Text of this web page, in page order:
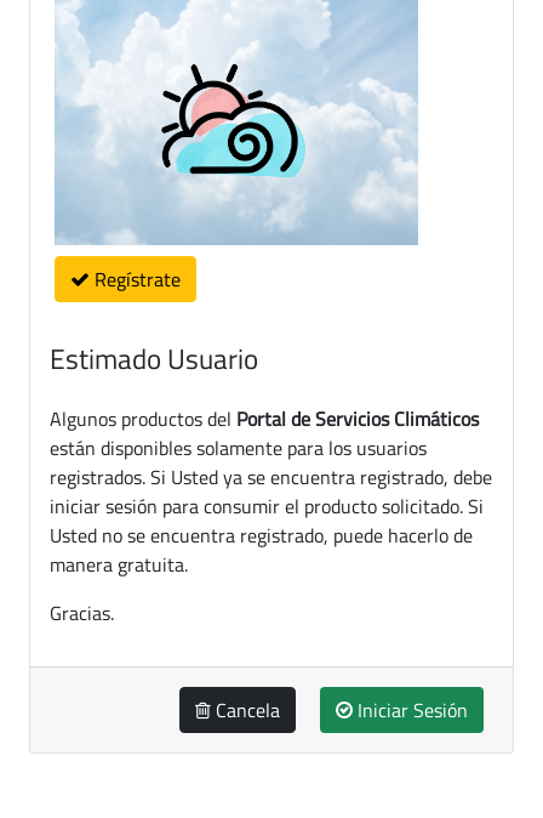
Regístrate
Estimado Usuario
Algunos productos del Portal de Servicios Climáticos
están disponibles solamente para los usuarios
registrados. Si Usted ya se encuentra registrado, debe
iniciar sesión para consumir el producto solicitado. Si
Usted no se encuentra registrado, puede hacerlo de
manera gratuita.
Gracias.
Cancela Iniciar Sesión